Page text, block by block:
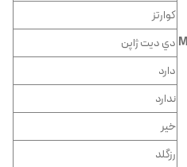
کوارتز
دي ديت ژاپن
دارد
ندارد
خیر
رزگلد